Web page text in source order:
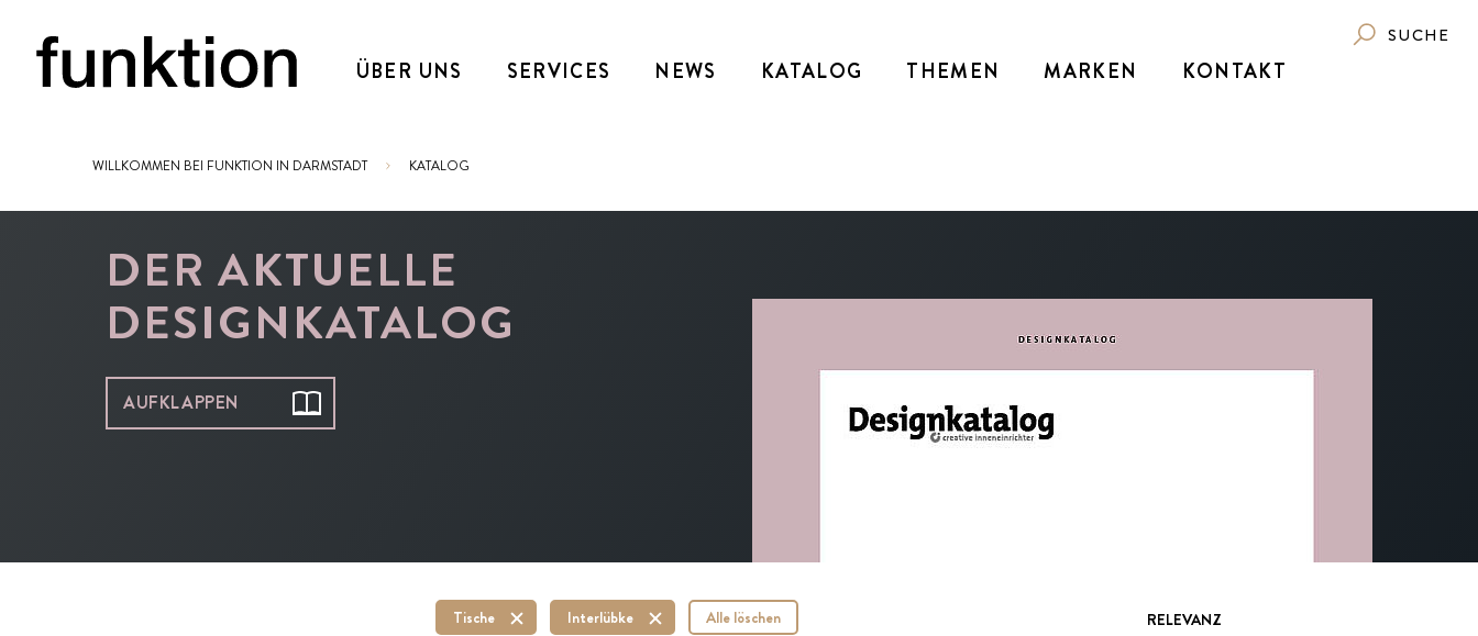
ÜBER UNS SERVICES NEWS KATALOG THEMEN MARKEN KONTAKT
SUCHE
Sie sind hier:
WILLKOMMEN BEI FUNKTION IN DARMSTADT KATALOG
DER AKTUELLE
DESIGNKATALOG
AUFKLAPPEN
Tische Interlübke Alle löschen RELEVANZ